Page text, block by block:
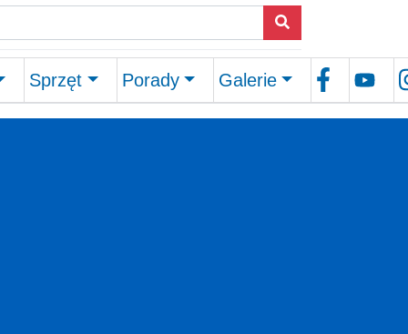
Sprzęt Porady Galerie